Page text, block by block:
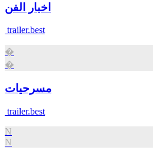
اخبار الفن
trailer.best
�
�
مسرحيات
trailer.best
N
N